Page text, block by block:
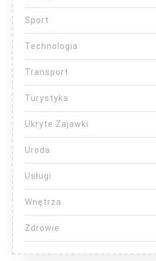
Sport
Technologia
Transport
Turystyka
Ukryte Zajawki
Uroda
Usługi
Wnętrza
Zdrowie